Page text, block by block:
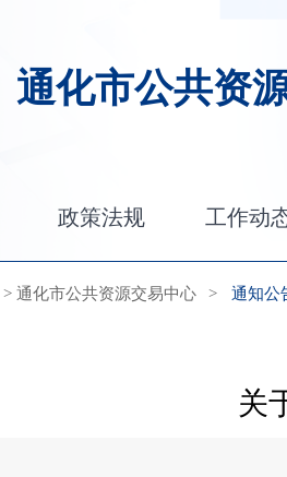
通化市公共资
政策法规 工作动
> 通化市公共资源交易中心 > 通知公
关